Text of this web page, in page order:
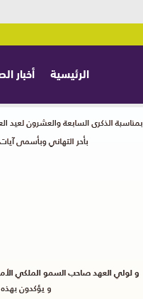
الرئيسية أخبار